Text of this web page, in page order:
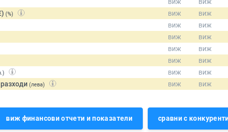
(%)
(лева)
виж финансови отчети и показатели сравни с